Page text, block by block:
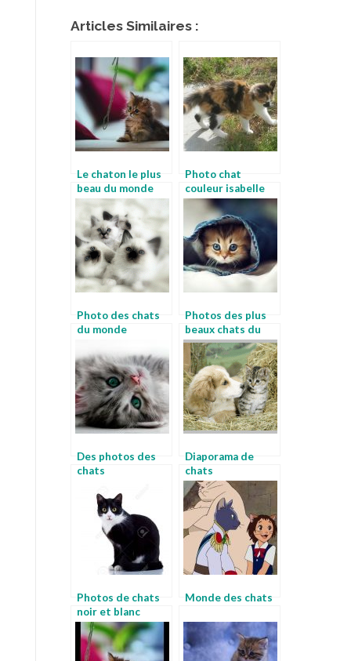
Articles Similaires :
Le chaton le plus
beau du monde
Photo chat
couleur isabelle
Photo des chats
du monde
Photos des plus
beaux chats du
monde
Des photos des
chats
Diaporama de
chats
Photos de chats
noir et blanc
Monde des chats